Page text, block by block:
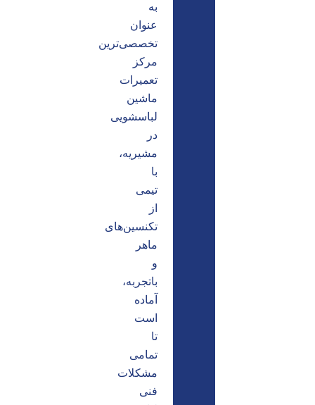
به
عنوان
تخصصی‌ترین
مرکز
تعمیرات
ماشین
لباسشویی
در
مشیریه،
با
تیمی
از
تکنسین‌های
ماهر
و
باتجربه،
آماده
است
تا
تمامی
مشکلات
فنی